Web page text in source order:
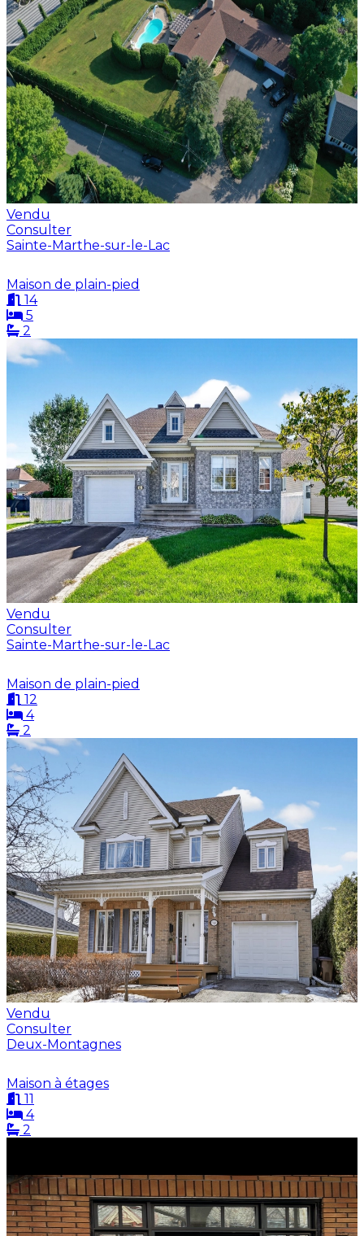
Vendu
Consulter
Sainte-Marthe-sur-le-Lac
Maison de plain-pied
14
5
2
Vendu
Consulter
Sainte-Marthe-sur-le-Lac
Maison de plain-pied
12
4
2
Vendu
Consulter
Deux-Montagnes
Maison à étages
11
4
2